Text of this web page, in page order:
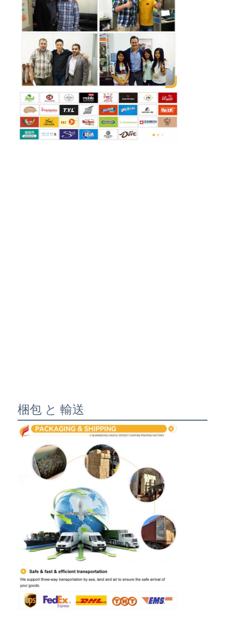
梱包 と 輸送